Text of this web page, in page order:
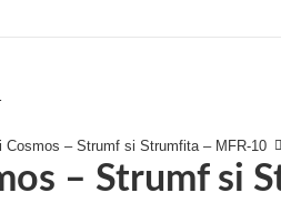
Cosmos – Strumf si Strumfita – MFR-10
– Strumf si